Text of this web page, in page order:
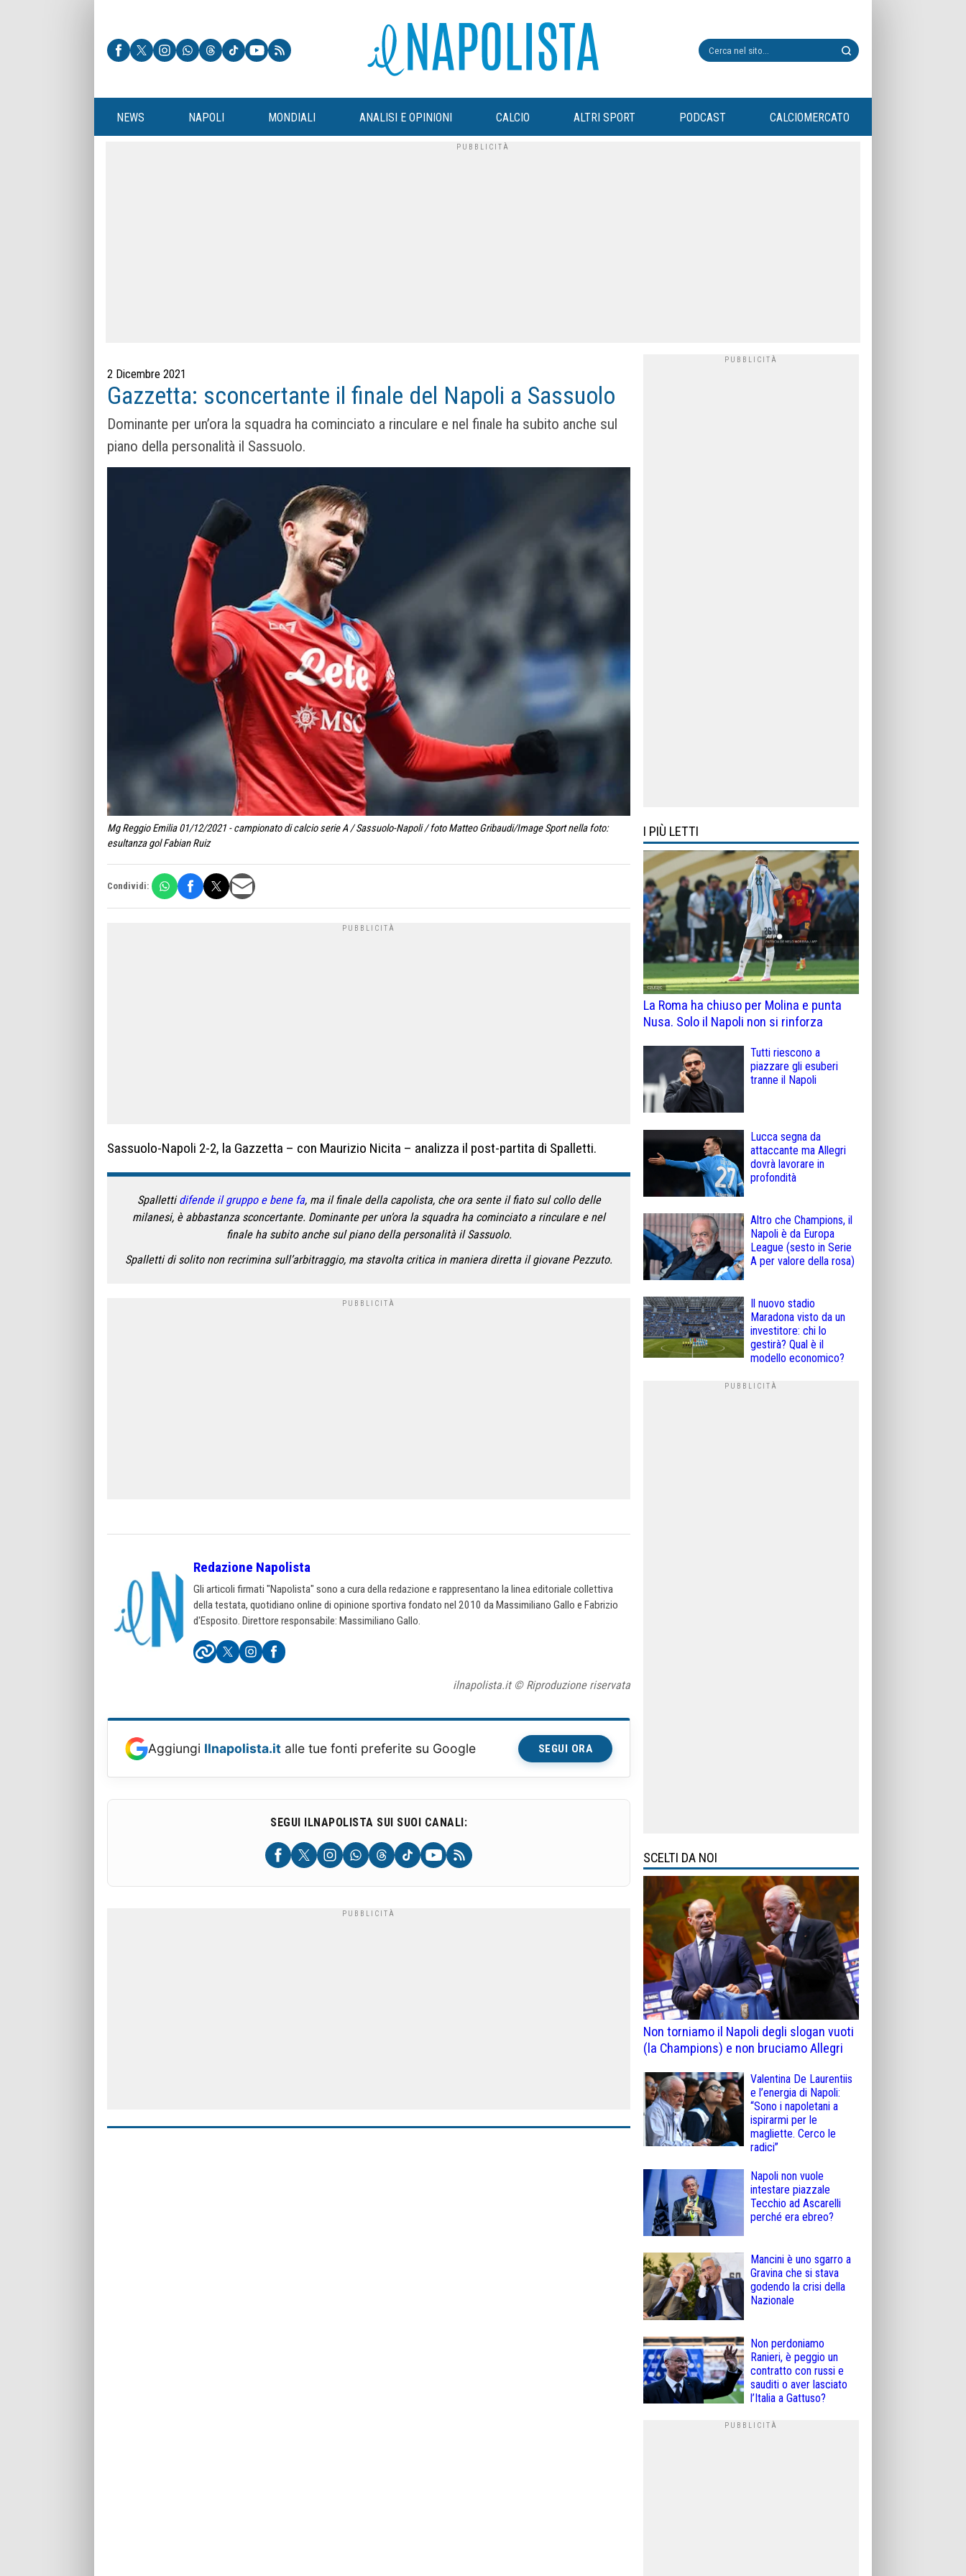
NEWS NAPOLI MONDIALI ANALISI E OPINIONI CALCIO ALTRI SPORT PODCAST CALCIOMERCATO
2 Dicembre 2021
Gazzetta: sconcertante il finale del Napoli a Sassuolo
Dominante per un’ora la squadra ha cominciato a rinculare e nel finale ha subito anche sul
piano della personalità il Sassuolo.
Mg Reggio Emilia 01/12/2021 - campionato di calcio serie A / Sassuolo-Napoli / foto Matteo Gribaudi/Image Sport nella foto:
esultanza gol Fabian Ruiz
Condividi:
Sassuolo-Napoli 2-2, la Gazzetta – con Maurizio Nicita – analizza il post-partita di Spalletti.
Spallettidifende il gruppo e bene fa, ma il finale della capolista, che ora sente il fiato sul collo delle
milanesi, è abbastanza sconcertante. Dominante per un’ora la squadra ha cominciato a rinculare e nel
finale ha subito anche sul piano della personalità il Sassuolo.
Spalletti di solito non recrimina sull’arbitraggio, ma stavolta critica in maniera diretta il giovane Pezzuto.
Redazione Napolista
Gli articoli firmati "Napolista" sono a cura della redazione e rappresentano la linea editoriale collettiva
della testata, quotidiano online di opinione sportiva fondato nel 2010 da Massimiliano Gallo e Fabrizio
d'Esposito. Direttore responsabile: Massimiliano Gallo.
ilnapolista.it © Riproduzione riservata
Aggiungi Ilnapolista.it alle tue fonti preferite su Google SEGUI ORA
SEGUI ILNAPOLISTA SUI SUOI CANALI:
I PIÙ LETTI
La Roma ha chiuso per Molina e punta
Nusa. Solo il Napoli non si rinforza
Tutti riescono a
piazzare gli esuberi
tranne il Napoli
Lucca segna da
attaccante ma Allegri
dovrà lavorare in
profondità
Altro che Champions, il
Napoli è da Europa
League (sesto in Serie
A per valore della rosa)
Il nuovo stadio
Maradona visto da un
investitore: chi lo
gestirà? Qual è il
modello economico?
SCELTI DA NOI
Non torniamo il Napoli degli slogan vuoti
(la Champions) e non bruciamo Allegri
Valentina De Laurentiis
e l’energia di Napoli:
“Sono i napoletani a
ispirarmi per le
magliette. Cerco le
radici”
Napoli non vuole
intestare piazzale
Tecchio ad Ascarelli
perché era ebreo?
Mancini è uno sgarro a
Gravina che si stava
godendo la crisi della
Nazionale
Non perdoniamo
Ranieri, è peggio un
contratto con russi e
sauditi o aver lasciato
l’Italia a Gattuso?